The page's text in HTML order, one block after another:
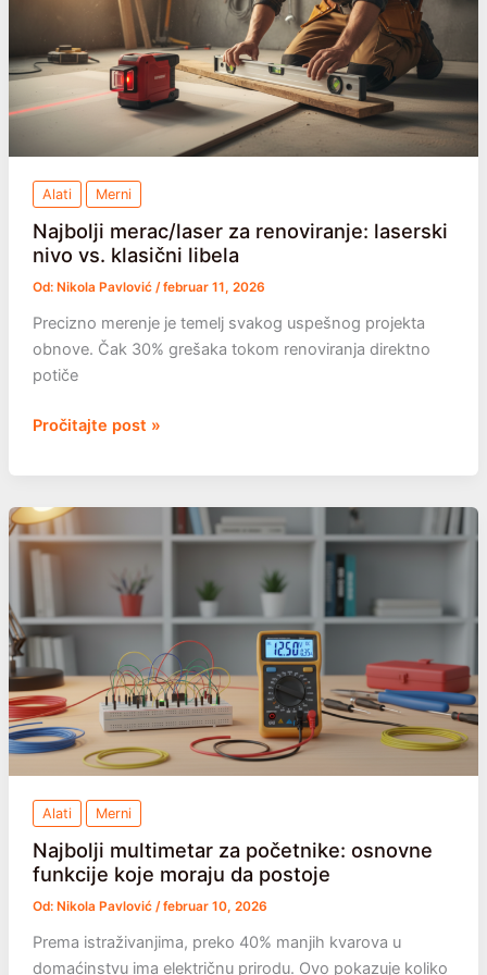
Alati Merni
Najbolji merac/laser za renoviranje: laserski
nivo vs. klasični libela
Od: Nikola Pavlović /februar 11, 2026
Precizno merenje je temelj svakog uspešnog projekta
obnove. Čak 30% grešaka tokom renoviranja direktno
potiče
Najbolji
za
renoviranje:
laserski
nivo
vs.
klasični
libela
Pročitajte post »
Alati Merni
Najbolji multimetar za početnike: osnovne
funkcije koje moraju da postoje
Od: Nikola Pavlović /februar 10, 2026
Prema istraživanjima, preko 40% manjih kvarova u
domaćinstvu ima električnu prirodu. Ovo pokazuje koliko